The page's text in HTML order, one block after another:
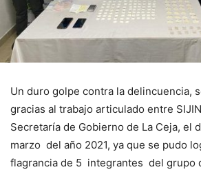
Un duro golpe contra la delincuencia,
gracias al trabajo articulado entre
Secretaría de Gobierno de La Ceja, el
marzo del año 2021, ya que se pudo
flagrancia de 5 integrantes del grupo